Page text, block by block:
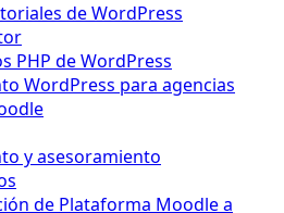
de WordPress
PHP de WordPress
WordPress para agencias
y asesoramiento
de Plataforma Moodle a